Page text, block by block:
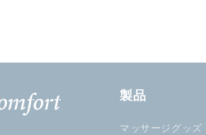
製品
マッサージグッズ